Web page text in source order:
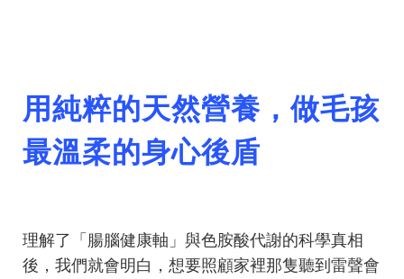
用純粹的天然營養，做毛孩
最溫柔的身心後盾
理解了「腸腦健康軸」與色胺酸代謝的科學真相
後，我們就會明白，想要照顧家裡那隻聽到雷聲會